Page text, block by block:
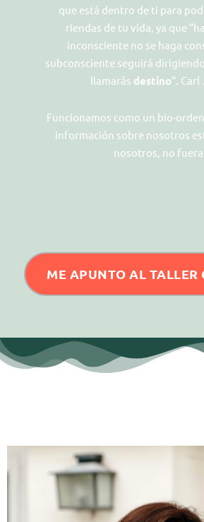
que está dentro de ti para
riendas de tu vida, ya que
inconsciente no se haga
subconsciente seguirá
llamarás destino“. Carl
Funcionamos como un bio-
información sobre nosotros
nosotros, no fuera
ME APUNTO AL TALLER